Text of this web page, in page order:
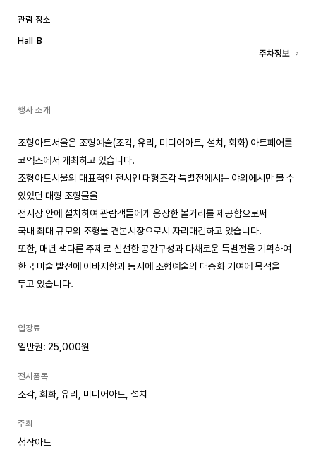
관람 장소
Hall B
주차정보
행사 소개
조형아트서울은 조형예술(조각, 유리, 미디어아트, 설치, 회화) 아트페어를
코엑스에서 개최하고 있습니다.
조형아트서울의 대표적인 전시인 대형조각 특별전에서는 야외에서만 볼 수
있었던 대형 조형물을
전시장 안에 설치하여 관람객들에게 웅장한 볼거리를 제공함으로써
국내 최대 규모의 조형물 견본시장으로서 자리매김하고 있습니다.
또한, 매년 색다른 주제로 신선한 공간구성과 다채로운 특별전을 기획하여
한국 미술 발전에 이바지함과 동시에 조형예술의 대중화 기여에 목적을
두고 있습니다.
입장료
일반권: 25,000원
전시품목
조각, 회화, 유리, 미디어아트, 설치
주최
청작아트